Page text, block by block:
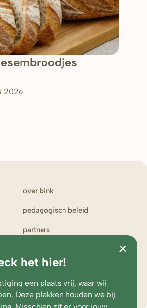
het hier!
een plaats vrij, waar wij
Deze plekken houden we bij
2026
over bink
pedagogisch beleid
partners
toezicht en
medezeggenschap